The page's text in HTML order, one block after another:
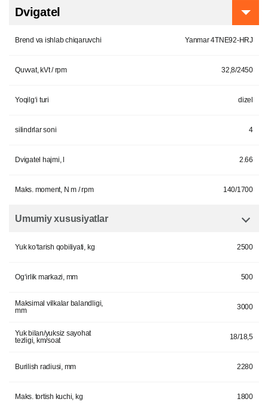
Dvigatel
Brend va ishlab chiqaruvchi Yanmar 4TNE92-HRJ
Quvvat, kVt / rpm 32,8/2450
Yoqilg‘i turi dizel
silindrlar soni 4
Dvigatel hajmi, l 2.66
Maks. moment, N m / rpm 140/1700
Umumiy xususiyatlar
Yuk ko‘tarish qobiliyati, kg 2500
Og‘irlik markazi, mm 500
Maksimal vilkalar balandligi,
mm
3000
Yuk bilan/yuksiz sayohat
tezligi, km/soat
18/18,5
Burilish radiusi, mm 2280
Maks. tortish kuchi, kg 1800